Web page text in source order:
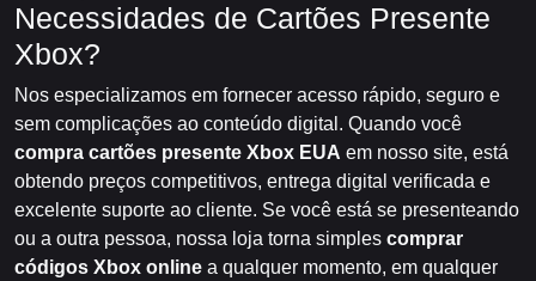
Necessidades de Cartões Presente
Xbox?
Nos especializamos em fornecer acesso rápido, seguro e
sem complicações ao conteúdo digital. Quando você
compra cartões presente Xbox EUA em nosso site, está
obtendo preços competitivos, entrega digital verificada e
excelente suporte ao cliente. Se você está se presenteando
ou a outra pessoa, nossa loja torna simples comprar
códigos Xbox online a qualquer momento, em qualquer